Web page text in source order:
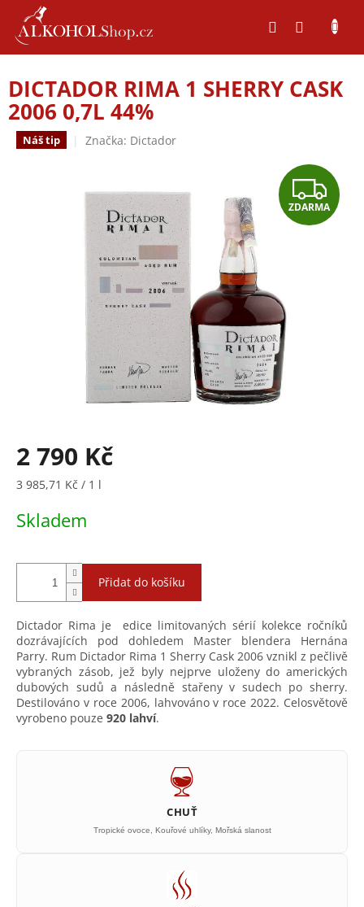
obsah
DICTADOR RIMA 1 SHERRY CASK
2006 0,7L 44%
Náš tip Značka: Dictador
Z
D
ZDARMA
2 790 Kč
Měrná
3 985,71 Kč / 1 l
Skladem
Přidat do košíku
Dictador Rima je edice limitovaných sérií kolekce ročníků
dozrávajících pod dohledem Master blendera Hernána
Parry. Rum Dictador Rima 1 Sherry Cask 2006 vznikl z pečlivě
vybraných zásob, jež byly nejprve uloženy do amerických
dubových sudů a následně stařeny v sudech po sherry.
Destilováno v roce 2006, lahvováno v roce 2022. Celosvětově
vyrobeno pouze 920 lahví.
CHUŤ
Tropické ovoce, Kouřové uhlíky, Mořská slanost